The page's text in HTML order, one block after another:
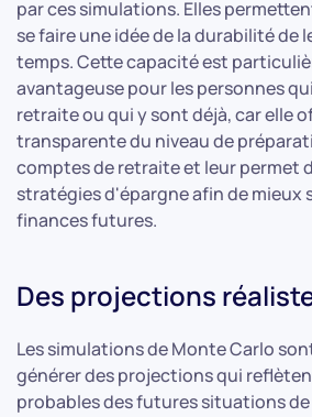
par ces simulations. Elles
se faire une idée de la durabilité de
temps. Cette capacité est
avantageuse pour les personnes
retraite ou qui y sont déjà, car elle
transparente du niveau de
comptes de retraite et leur permet
stratégies d'épargne afin de mieux
finances futures.
Des projections
Les simulations de Monte Carlo
générer des projections qui
probables des futures situations de